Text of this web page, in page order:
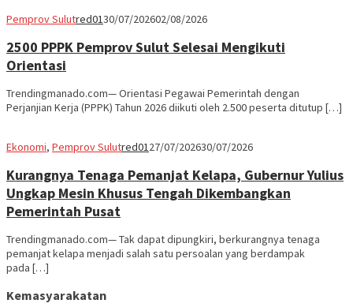
Pemprov Sulutred0130/07/202602/08/2026
2500 PPPK Pemprov Sulut Selesai Mengikuti
Orientasi
Trendingmanado.com— Orientasi Pegawai Pemerintah dengan
Perjanjian Kerja (PPPK) Tahun 2026 diikuti oleh 2.500 peserta ditutup […]
Ekonomi, Pemprov Sulutred0127/07/202630/07/2026
Kurangnya Tenaga Pemanjat Kelapa, Gubernur Yulius
Ungkap Mesin Khusus Tengah Dikembangkan
Pemerintah Pusat
Trendingmanado.com— Tak dapat dipungkiri, berkurangnya tenaga
pemanjat kelapa menjadi salah satu persoalan yang berdampak
pada […]
Kemasyarakatan